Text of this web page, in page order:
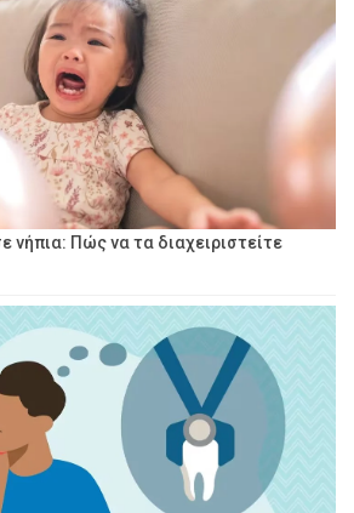
νήπια: Πώς να τα διαχειριστείτε